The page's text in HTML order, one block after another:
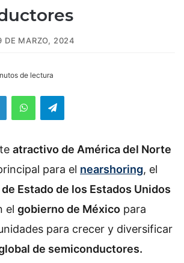
DE MARZO, 2024
de lectura
atractivo de América del Norte
para el nearshoring, el
Estado de los Estados Unidos
el gobierno de México para
para crecer y diversificar
de semiconductores.